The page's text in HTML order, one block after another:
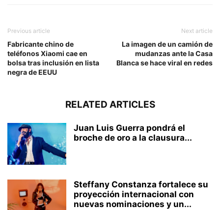
Previous article
Fabricante chino de
teléfonos Xiaomi cae en
bolsa tras inclusión en lista
negra de EEUU
Next article
La imagen de un camión de
mudanzas ante la Casa
Blanca se hace viral en redes
RELATED ARTICLES
Juan Luis Guerra pondrá el
broche de oro a la clausura...
Steffany Constanza fortalece su
proyección internacional con
nuevas nominaciones y un...